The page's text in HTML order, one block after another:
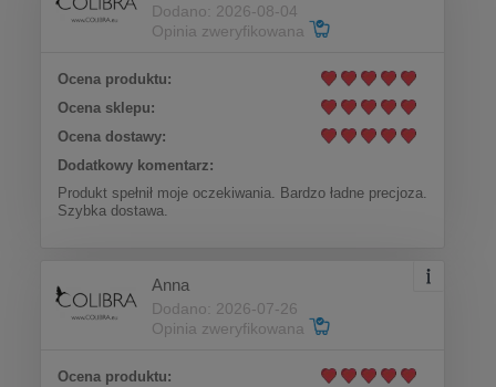
Dodano: 2026-08-04
Opinia zweryfikowana
Ocena produktu:
Ocena sklepu:
Ocena dostawy:
Dodatkowy komentarz:
Produkt spełnił moje oczekiwania. Bardzo ładne precjoza.
Szybka dostawa.
Anna
Dodano: 2026-07-26
Opinia zweryfikowana
Ocena produktu: